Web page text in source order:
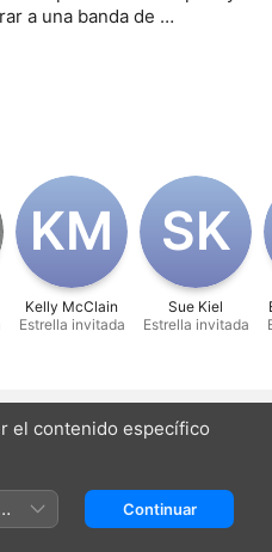
a una banda de
confidencial.
K‌M
Kelly McClain
Estrella invitada
S‌K
Sue Kiel
Estrella invitada
el contenido específico
Continuar